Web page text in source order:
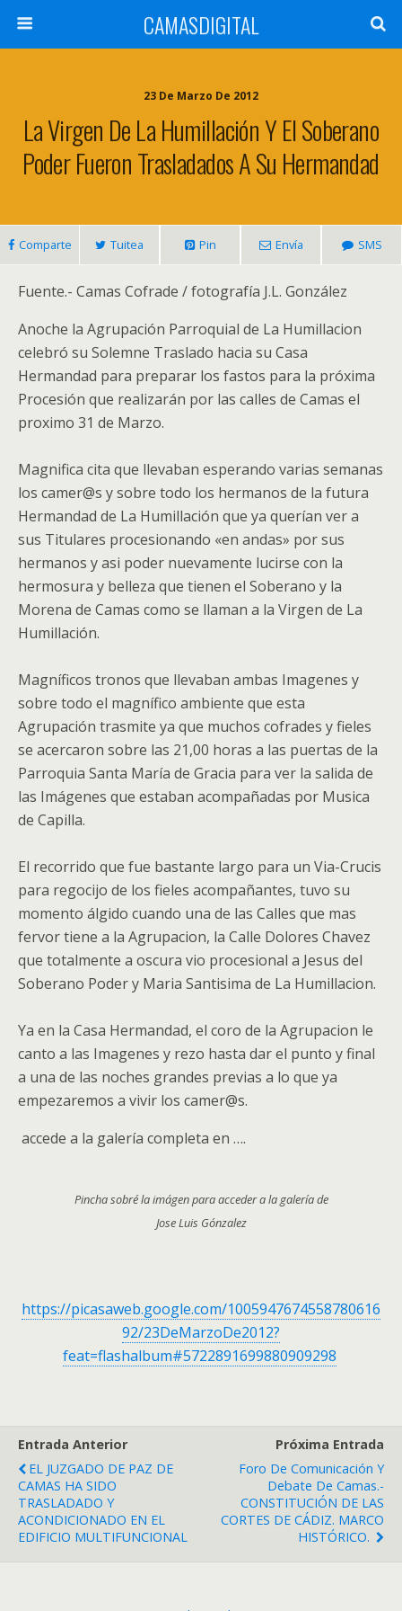
CAMASDIGITAL
23 De Marzo De 2012
La Virgen De La Humillación Y El Soberano
Poder Fueron Trasladados A Su Hermandad
Comparte Tuitea Pin Envía SMS
Fuente.- Camas Cofrade / fotografía J.L. González
Anoche la Agrupación Parroquial de La Humillacion
celebró su Solemne Traslado hacia su Casa
Hermandad para preparar los fastos para la próxima
Procesión que realizarán por las calles de Camas el
proximo 31 de Marzo.
Magnifica cita que llevaban esperando varias semanas
los camer@s y sobre todo los hermanos de la futura
Hermandad de La Humillación que ya querían ver a
sus Titulares procesionando «en andas» por sus
hermanos y asi poder nuevamente lucirse con la
hermosura y belleza que tienen el Soberano y la
Morena de Camas como se llaman a la Virgen de La
Humillación.
Magníficos tronos que llevaban ambas Imagenes y
sobre todo el magnífico ambiente que esta
Agrupación trasmite ya que muchos cofrades y fieles
se acercaron sobre las 21,00 horas a las puertas de la
Parroquia Santa María de Gracia para ver la salida de
las Imágenes que estaban acompañadas por Musica
de Capilla.
El recorrido que fue bastante largo para un Via-Crucis
para regocijo de los fieles acompañantes, tuvo su
momento álgido cuando una de las Calles que mas
fervor tiene a la Agrupacion, la Calle Dolores Chavez
que totalmente a oscura vio procesional a Jesus del
Soberano Poder y Maria Santisima de La Humillacion.
Ya en la Casa Hermandad, el coro de la Agrupacion le
canto a las Imagenes y rezo hasta dar el punto y final
a una de las noches grandes previas a lo que ya
empezaremos a vivir los camer@s.
accede a la galería completa en ….
Pincha sobré la imágen para acceder a la galería de
Jose Luis Gónzalez
https://picasaweb.google.com/1005947674558780616
92/23DeMarzoDe2012?
feat=flashalbum#5722891699880909298
Entrada Anterior
EL JUZGADO DE PAZ DE
CAMAS HA SIDO
TRASLADADO Y
ACONDICIONADO EN EL
EDIFICIO MULTIFUNCIONAL
Próxima Entrada
Foro De Comunicación Y
Debate De Camas.-
CONSTITUCIÓN DE LAS
CORTES DE CÁDIZ. MARCO
HISTÓRICO.